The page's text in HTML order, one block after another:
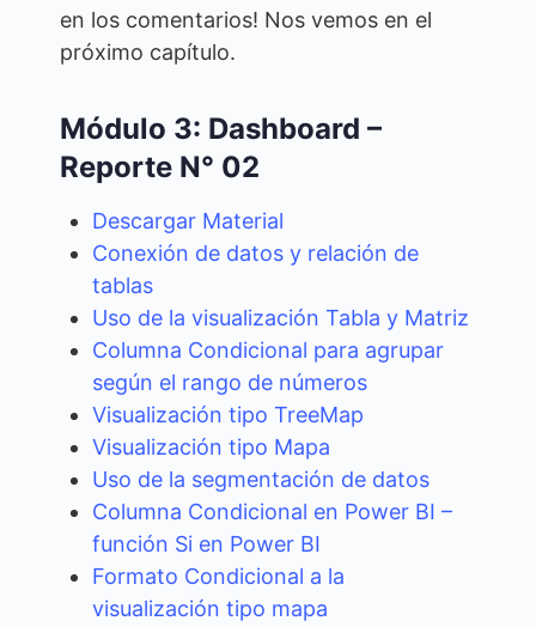
en los comentarios! Nos vemos en el
próximo capítulo.
Módulo 3: Dashboard –
Reporte N° 02
Descargar Material
Conexión de datos y relación de
tablas
Uso de la visualización Tabla y Matriz
Columna Condicional para agrupar
según el rango de números
Visualización tipo TreeMap
Visualización tipo Mapa
Uso de la segmentación de datos
Columna Condicional en Power BI –
función Si en Power BI
Formato Condicional a la
visualización tipo mapa